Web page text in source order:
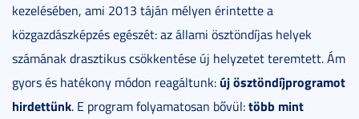
kezelésében, ami 2013 táján mélyen érintette a
közgazdászképzés egészét: az állami ösztöndíjas helyek
számának drasztikus csökkentése új helyzetet teremtett. Ám
gyors és hatékony módon reagáltunk:új ösztöndíjprogramot
hirdettünk. E program folyamatosan bővül:több mint